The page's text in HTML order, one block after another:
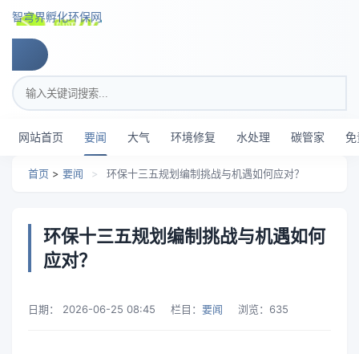
智穹界孵化环保网
搜索关键词
网站首页 要闻 大气 环境修复 水处理 碳管家 免
首页 > 要闻 > 环保十三五规划编制挑战与机遇如何应对？
环保十三五规划编制挑战与机遇如何
应对？
日期： 2026-06-25 08:45 栏目： 要闻 浏览： 635